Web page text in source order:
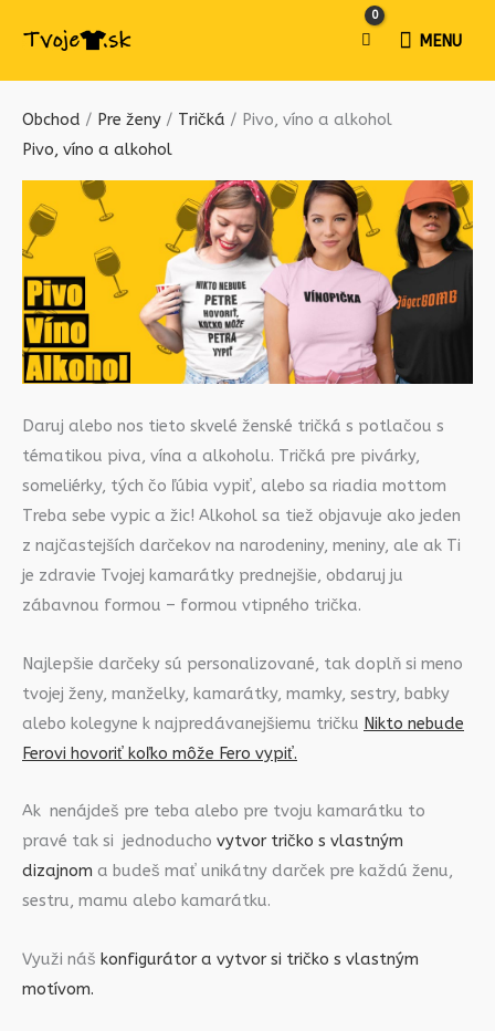
MENU
MENU
Obchod / Pre ženy / Tričká / Pivo, víno a alkohol
Pivo, víno a alkohol
Daruj alebo nos tieto skvelé ženské tričká s potlačou s
tématikou piva, vína a alkoholu. Tričká pre pivárky,
someliérky, tých čo ľúbia vypiť, alebo sa riadia mottom
Treba sebe vypic a žic! Alkohol sa tiež objavuje ako jeden
z najčastejších darčekov na narodeniny, meniny, ale ak Ti
je zdravie Tvojej kamarátky prednejšie, obdaruj ju
zábavnou formou – formou vtipného trička.
Najlepšie darčeky sú personalizované, tak doplň si meno
tvojej ženy, manželky, kamarátky, mamky, sestry, babky
alebo kolegyne k najpredávanejšiemu tričku Nikto nebude
Ferovi hovoriť koľko môže Fero vypiť.
Ak nenájdeš pre teba alebo pre tvoju kamarátku to
pravé tak si jednoducho vytvor tričko s vlastným
dizajnom a budeš mať unikátny darček pre každú ženu,
sestru, mamu alebo kamarátku.
Využi náš konfigurátor a vytvor si tričko s vlastným
motívom.